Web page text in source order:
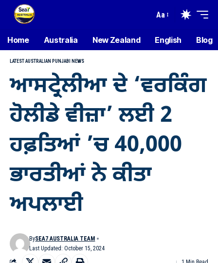
Aa
Home Australia New Zealand English Blog
LATEST AUSTRALIAN PUNJABI NEWS
ਆਸਟ੍ਰੇਲੀਆ ਦੇ ‘ਵਰਕਿੰਗ
ਹੋਲੀਡੇ ਵੀਜ਼ਾ’ ਲਈ 2
ਹਫ਼ਤਿਆਂ ’ਚ 40,000
ਭਾਰਤੀਆਂ ਨੇ ਕੀਤਾ
ਅਪਲਾਈ
Last Updated: October 15, 2024
BySEA7 AUSTRALIA TEAM